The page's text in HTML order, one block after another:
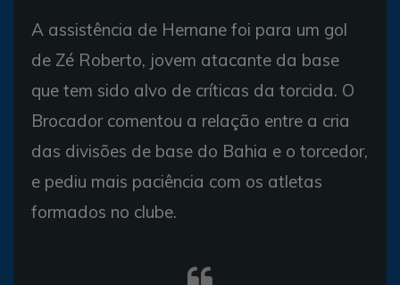
A assistência de Hernane foi para um gol
de Zé Roberto, jovem atacante da base
que tem sido alvo de críticas da torcida. O
Brocador comentou a relação entre a cria
das divisões de base do Bahia e o torcedor,
e pediu mais paciência com os atletas
formados no clube.